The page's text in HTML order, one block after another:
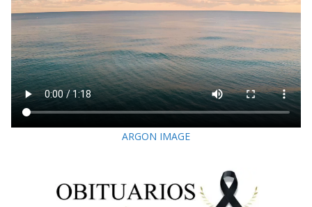
ARGON IMAGE